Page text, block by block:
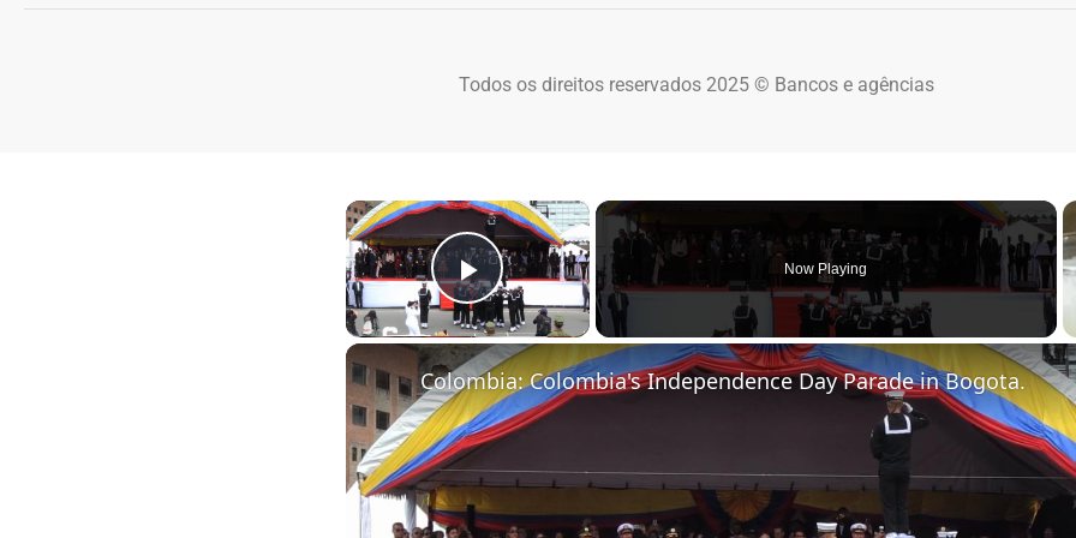
Todos os direitos reservados 2025 © Bancos e agências
×
Play Video
Now Playing
Colombia: Colombia's Independence Day Parade in Bogota.